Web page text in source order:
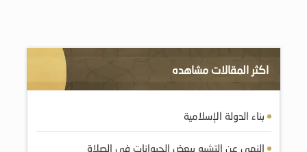
اكثر المقالات مشاهده
بناء الدولة الإسلامية
النهي عن التشبه ببعض الحيوانات في الصلاة